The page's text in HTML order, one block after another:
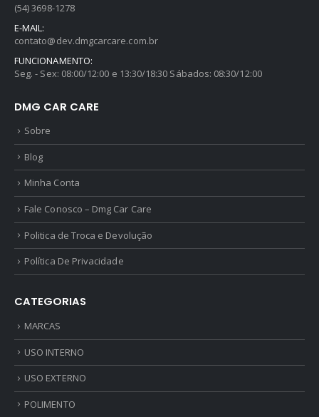
(54) 3698-1278
E-MAIL:
contato@dev.dmgcarcare.com.br
FUNCIONAMENTO:
Seg. - Sex: 08:00/12:00 e 13:30/18:30 Sábados: 08:30/12:00
DMG CAR CARE
Sobre
Blog
Minha Conta
Fale Conosco – Dmg Car Care
Politica de Troca e Devolução
Política De Privacidade
CATEGORIAS
MARCAS
USO INTERNO
USO EXTERNO
POLIMENTO